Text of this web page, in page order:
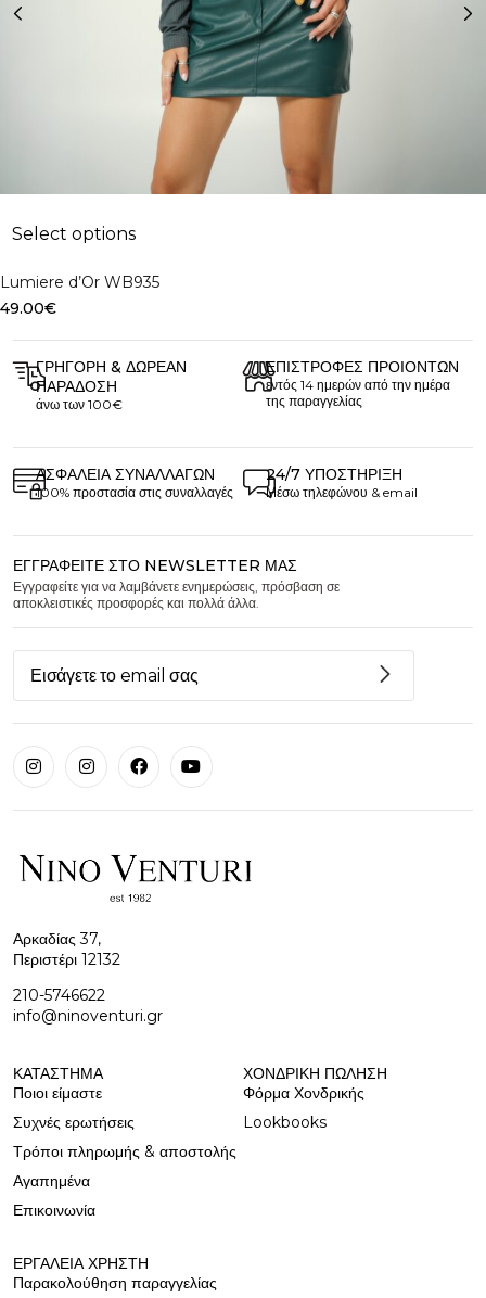
Select options
Lumiere d’Or WB935
49.00€
ΓΡΉΓΟΡΗ & ΔΩΡΕΆΝ
ΠΑΡΆΔΟΣΗ
άνω των 100€
ΕΠΙΣΤΡΟΦΈΣ ΠΡΟΙΌΝΤΩΝ
εντός 14 ημερών από την ημέρα
της παραγγελίας
ΑΣΦΆΛΕΙΑ ΣΥΝΑΛΛΑΓΏΝ
100% προστασία στις συναλλαγές
24/7 ΥΠΟΣΤΉΡΙΞΗ
Μέσω τηλεφώνου & email
ΕΓΓΡΑΦΕΊΤΕ ΣΤΟ NEWSLETTER ΜΑΣ
Εγγραφείτε για να λαμβάνετε ενημερώσεις, πρόσβαση σε
αποκλειστικές προσφορές και πολλά άλλα.
Αρκαδίας 37,
Περιστέρι 12132
210-5746622
info@ninoventuri.gr
ΚΑΤΆΣΤΗΜΑ
Ποιοι είμαστε
Συχνές ερωτήσεις
Τρόποι πληρωμής & αποστολής
Αγαπημένα
Επικοινωνία
ΧΟΝΔΡΙΚΉ ΠΩΛΗΣΗ
Φόρμα Χονδρικής
Lookbooks
ΕΡΓΑΛΕΊΑ ΧΡΉΣΤΗ
Παρακολούθηση παραγγελίας